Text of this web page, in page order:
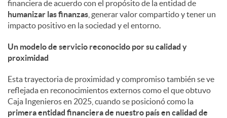
financiera de acuerdo con el propósito de la entidad de
humanizar las finanzas , generar valor compartido y tener un
impacto positivo en la sociedad y el entorno.
Un modelo de servicio reconocido por su calidad y
proximidad
Esta trayectoria de proximidad y compromiso también se ve
reflejada en reconocimientos externos como el que obtuvo
Caja Ingenieros en 2025, cuando se posicionó como la
primera entidad financiera de nuestro país en calidad de